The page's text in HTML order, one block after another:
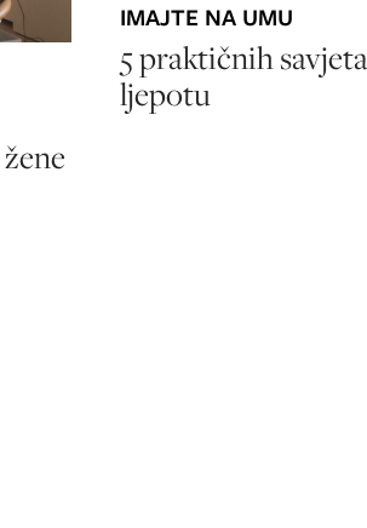
IMAJTE NA UMU
5 praktičnih
ljepotu